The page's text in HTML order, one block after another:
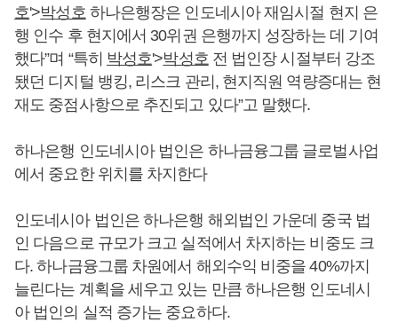
호'>박성호 하나은행장은 인도네시아 재임시절 현지 은
행 인수 후 현지에서 30위권 은행까지 성장하는 데 기여
했다”며 “특히 박성호'>박성호 전 법인장 시절부터 강조
됐던 디지털 뱅킹, 리스크 관리, 현지직원 역량증대는 현
재도 중점사항으로 추진되고 있다”고 말했다.
하나은행 인도네시아 법인은 하나금융그룹 글로벌사업
에서 중요한 위치를 차지한다
인도네시아 법인은 하나은행 해외법인 가운데 중국 법
인 다음으로 규모가 크고 실적에서 차지하는 비중도 크
다. 하나금융그룹 차원에서 해외수익 비중을 40%까지
늘린다는 계획을 세우고 있는 만큼 하나은행 인도네시
아 법인의 실적 증가는 중요하다.